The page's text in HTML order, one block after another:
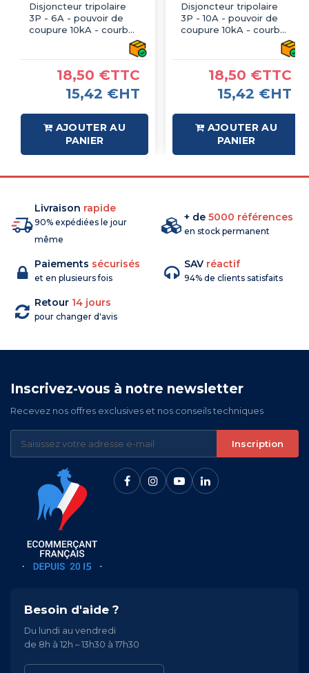
Disjoncteur tripolaire
3P - 6A - pouvoir de
coupure 10kA - courbe
18,50 €TTC
15,42 €HT
AJOUTER AU
PANIER
Disjoncteur tripolaire
3P - 10A - pouvoir de
coupure 10kA - courbe
18,50 €TTC
15,42 €HT
AJOUTER AU
PANIER
Livraison rapide
90% expédiées le jour
même
+ de 5000 références
en stock permanent
Paiements sécurisés
et en plusieurs fois
SAV réactif
94% de clients satisfaits
Retour 14 jours
pour changer d'avis
Inscrivez-vous à notre newsletter
Recevez nos offres exclusives et nos conseils techniques
Inscription
Besoin d'aide ?
Du lundi au vendredi
de 8h à 12h – 13h30 à 17h30